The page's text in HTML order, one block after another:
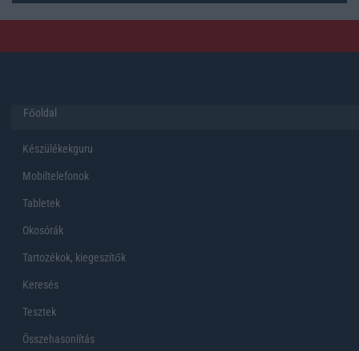
Főoldal
Készülékekguru
Mobiltelefonok
Tabletek
Okosórák
Tartozékok, kiegeszítők
Keresés
Tesztek
Összehasonlítás